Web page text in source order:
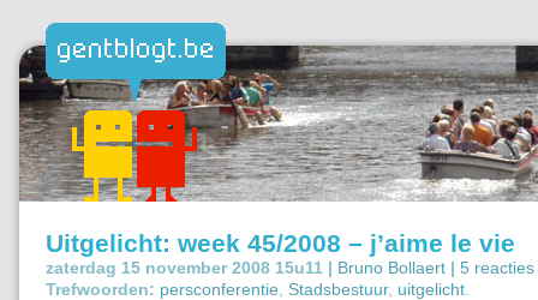
Uitgelicht: week 45/2008 – j’aime le vie
zaterdag 15 november 2008 15u11 | Bruno Bollaert | 5 reacties
Trefwoorden: persconferentie Stadsbestuur, uitgelicht